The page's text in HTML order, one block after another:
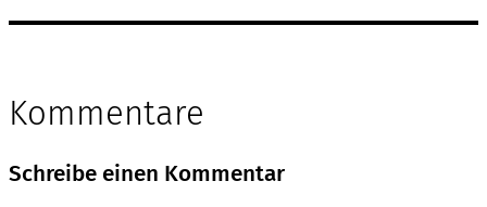
Kommentare
Schreibe einen Kommentar